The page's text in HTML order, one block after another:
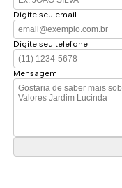
Digite seu email
Digite seu telefone
Mensagem